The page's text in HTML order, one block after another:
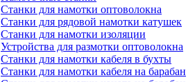
Станки для намотки оптоволокна
Станки для рядовой намотки катушек
Станки для намотки изоляции
Устройства для размотки оптоволокна
Станки для намотки кабеля в бухты
Станки для намотки кабеля на барабан